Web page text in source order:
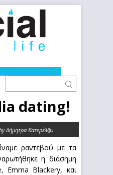
dating!
Δήμητρα Κατερέλου
0
ραντεβού με τα
η διάσημη
Emma Blackery, και